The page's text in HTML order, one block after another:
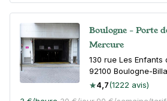
Boulogne - Porte
Mercure
130 rue Les Enfants
92100 Boulogne-
4,7(1222 avis)